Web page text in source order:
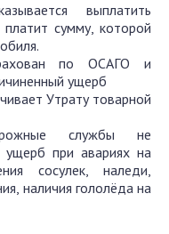
выплатить
сумму, которой
по ОСАГО и
ущерб
Утрату товарной
службы не
ущерб при авариях на
сосулек, наледи,
наличия гололёда на